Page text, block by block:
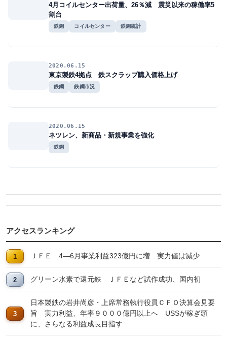
4月コイルセンター出荷量、26％減 震災以来の稼働率5
割台
鉄鋼 コイルセンター 鉄鋼統計
2020.06.15
東京製鉄4拠点 鉄スクラップ購入価格上げ
鉄鋼 鉄鋼市況
2020.06.15
ネツレン、新商品・新規事業を強化
鉄鋼
アクセスランキング
ＪＦＥ 4―6月事業利益323億円に増 実力値は減少
グリーン水素で還元鉄 ＪＦＥなど試作成功、国内初
日本製鉄の岩井尚彦・上席常務執行役員ＣＦＯ決算会見要
旨 実力利益、年率９０００億円以上へ USSが稼ぎ頭
に、さらなる利益成長目指す